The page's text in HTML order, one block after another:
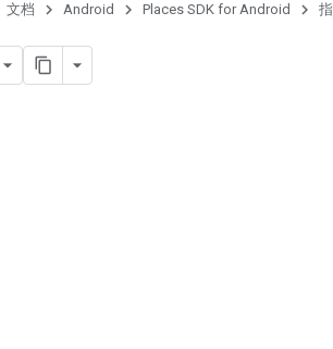
文档 Android Places SDK for Android